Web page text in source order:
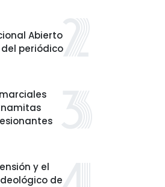
Abierto
del periódico
y el
de